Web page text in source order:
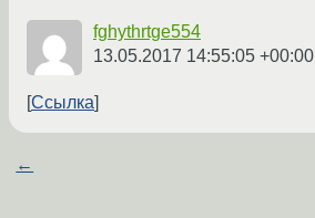
fghythrtge554
13.05.2017 14:55:05 +00:00
Ссылка
←